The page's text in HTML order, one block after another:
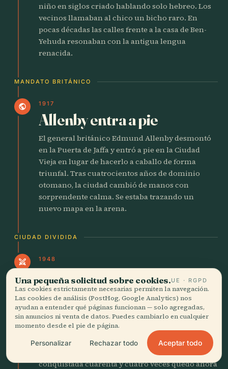
niño en siglos criado hablando solo hebreo. Los
vecinos llamaban al chico un bicho raro. En
pocas décadas las calles frente a la casa de Ben-
Yehuda resonaban con la antigua lengua
renacida.
MANDATO BRITÁNICO
public 1917
Allenby entra a pie
El general británico Edmund Allenby desmontó
en la Puerta de Jaffa y entró a pie en la Ciudad
Vieja en lugar de hacerlo a caballo de forma
triunfal. Tras cuatrocientos años de dominio
otomano, la ciudad cambió de manos con
sorprendente calma. Se estaba trazando un
nuevo mapa en la arena.
CIUDAD DIVIDIDA
swords 1948
La ciudad se divide en dos
Las fuerzas jordanas capturaron la Ciudad Vieja y
expulsaron a sus residentes judíos. El Muro de las
Lamentaciones quedó tras el alambre de espino.
Durante diecinueve años los judíos solo pudieron
contemplar el Monte del Templo con prismáticos
desde tejados lejanos. La ciudad que había sido
conquistada cuarenta y cuatro veces quedó ahora
Una pequeña solicitud sobre cookies.UE · RGPD
Las cookies estrictamente necesarias permiten la navegación.
Las cookies de análisis (PostHog, Google Analytics) nos
ayudan a entender qué páginas funcionan — solo agregadas,
sin anuncios ni venta de datos. Puedes cambiarlo en cualquier
momento desde el pie de página.
Personalizar Rechazar todo Aceptar todo